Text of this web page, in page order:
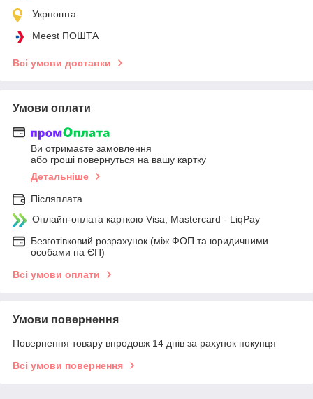
Укрпошта
Meest ПОШТА
Всі умови доставки
Умови оплати
Ви отримаєте замовлення
або гроші повернуться на вашу картку
Детальніше
Післяплата
Онлайн-оплата карткою Visa, Mastercard - LiqPay
Безготівковий розрахунок (між ФОП та юридичними
особами на ЄП)
Всі умови оплати
Умови повернення
Повернення товару впродовж 14 днів за рахунок покупця
Всі умови повернення